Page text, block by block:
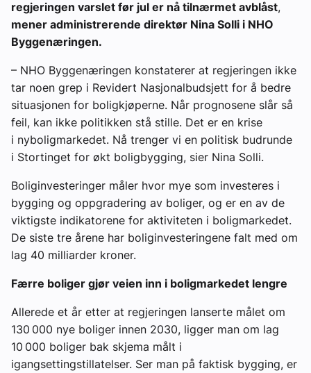
regjeringen varslet før jul er nå tilnærmet avblåst,
mener administrerende direktør Nina Solli i NHO
Byggenæringen.
– NHO Byggenæringen konstaterer at regjeringen ikke
tar noen grep i Revidert Nasjonalbudsjett for å bedre
situasjonen for boligkjøperne. Når prognosene slår så
feil, kan ikke politikken stå stille. Det er en krise
i nyboligmarkedet. Nå trenger vi en politisk budrunde
i Stortinget for økt boligbygging, sier Nina Solli.
Boliginvesteringer måler hvor mye som investeres i
bygging og oppgradering av boliger, og er en av de
viktigste indikatorene for aktiviteten i boligmarkedet.
De siste tre årene har boliginvesteringene falt med om
lag 40 milliarder kroner.
Færre boliger gjør veien inn i boligmarkedet lengre
Allerede et år etter at regjeringen lanserte målet om
130 000 nye boliger innen 2030, ligger man om lag
10 000 boliger bak skjema målt i
igangsettingstillatelser. Ser man på faktisk bygging, er